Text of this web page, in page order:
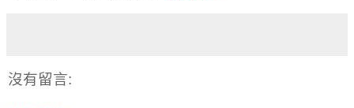
沒有留言: